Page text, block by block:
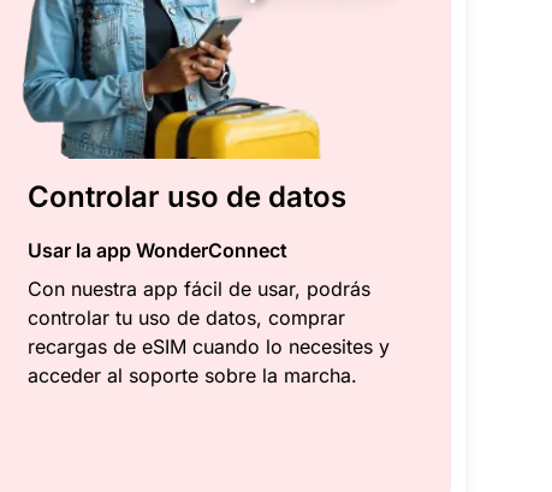
Controlar uso de datos
Usar la app WonderConnect
Con nuestra app fácil de usar, podrás
controlar tu uso de datos, comprar
recargas de eSIM cuando lo necesites y
acceder al soporte sobre la marcha.